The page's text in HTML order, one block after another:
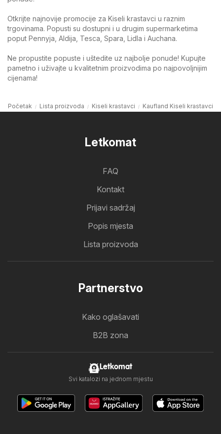
Otkrijte najnovije promocije za Kiseli krastavci u raznim
trgovinama. Popusti su dostupni i u drugim supermarketima
poput Pennyja, Aldija, Tesca, Spara, Lidla i Auchana.
Ne propustite popuste i uštedite uz najbolje ponude! Kupujte
pametno i uživajte u kvalitetnim proizvodima po najpovoljnijim
cijenama!
Početak Lista proizvoda Kiseli krastavci Kaufland Kiseli krastavci
Letkomat
FAQ
Kontakt
Prijavi sadržaj
Popis mjesta
Lista proizvoda
Partnerstvo
Kako oglašavati
B2B zona
Letkomat
Svi katalozi na jednom mjestu